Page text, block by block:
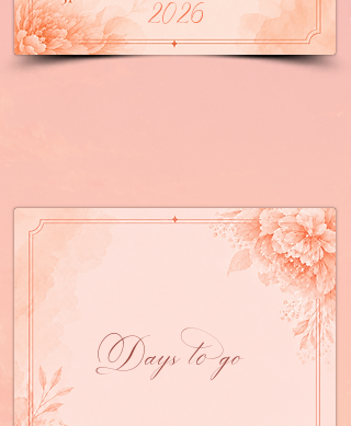
2026
Days to go